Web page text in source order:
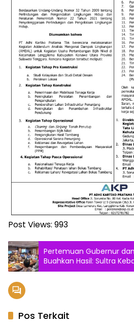
Post Views: 993
Pertemuan Gubernur
Buahkan Hasil: Sultra
Bedah Rumah 10.000
Pos Terkait